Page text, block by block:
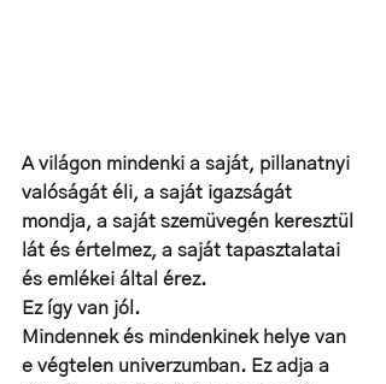
A világon mindenki a saját, pillanatnyi
valóságát éli, a saját igazságát
mondja, a saját szemüvegén keresztül
lát és értelmez, a saját tapasztalatai
és emlékei által érez.
Ez így van jól.
Mindennek és mindenkinek helye van
e végtelen univerzumban. Ez adja a